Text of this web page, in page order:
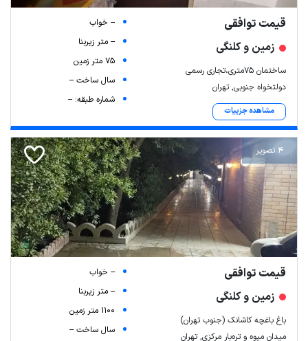
قیمت توافقی
زمین و کلنگی
ساختمان 75متری،تجاری رسمی
دولتخواه جنوبی, تهران
مشاهده جزییات
-- خواب
-- متر زیربنا
75 متر زمین
سال ساخت --
شماره طبقه: --
4 تصویر
قیمت توافقی
زمین و کلنگی
باغ باغچه کاشانک (جنوب تهران)
میدان میوه و تره‌بار مرکزی, تهران
-- خواب
-- متر زیربنا
1100 متر زمین
سال ساخت --